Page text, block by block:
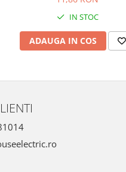
IN STOC
ADAUGA IN COS